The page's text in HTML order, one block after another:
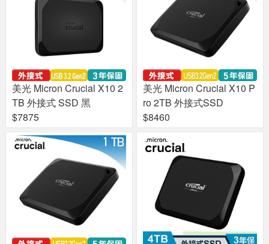
美光 Micron Crucial X10 2
TB 外接式 SSD 黑
$7875
美光 Micron Crucial X10 P
ro 2TB 外接式SSD
$8460